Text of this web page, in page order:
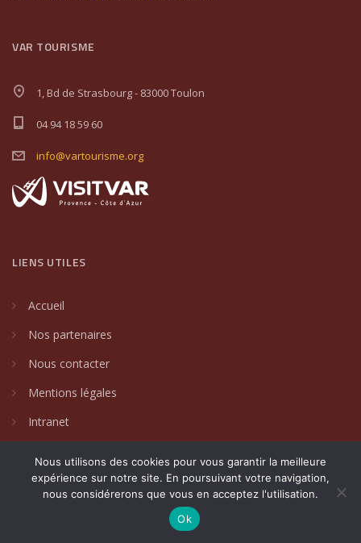
VAR TOURISME
1, Bd de Strasbourg - 83000 Toulon
04 94 18 59 60
info@vartourisme.org
LIENS UTILES
Accueil
Nos partenaires
Nous contacter
Mentions légales
Intranet
2024 © Villages de caractère du Var. Un site créé parDAKIN
Communication Globale
Nous utilisons des cookies pour vous garantir la meilleure
expérience sur notre site. En poursuivant votre navigation,
nous considérerons que vous en acceptez l'utilisation.
Ok